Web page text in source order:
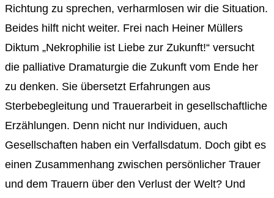
Richtung zu sprechen, verharmlosen wir die Situation.
Beides hilft nicht weiter. Frei nach Heiner Müllers
Diktum „Nekrophilie ist Liebe zur Zukunft!“ versucht
die palliative Dramaturgie die Zukunft vom Ende her
zu denken. Sie übersetzt Erfahrungen aus
Sterbebegleitung und Trauerarbeit in gesellschaftliche
Erzählungen. Denn nicht nur Individuen, auch
Gesellschaften haben ein Verfallsdatum. Doch gibt es
einen Zusammenhang zwischen persönlicher Trauer
und dem Trauern über den Verlust der Welt? Und